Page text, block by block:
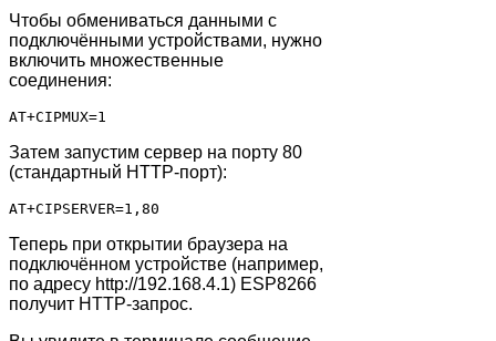
Чтобы обмениваться данными с
подключёнными устройствами, нужно
включить множественные
соединения:
AT+CIPMUX=1
Затем запустим сервер на порту 80
(стандартный HTTP-порт):
AT+CIPSERVER=1,80
Теперь при открытии браузера на
подключённом устройстве (например,
по адресу http://192.168.4.1) ESP8266
получит HTTP-запрос.